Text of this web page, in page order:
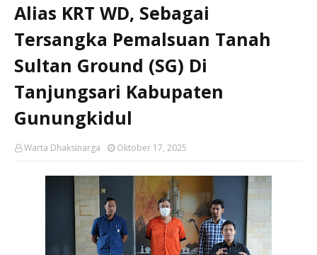
Alias KRT WD, Sebagai
Tersangka Pemalsuan Tanah
Sultan Ground (SG) Di
Tanjungsari Kabupaten
Gunungkidul
Warta Dhaksinarga Oktober 17, 2025